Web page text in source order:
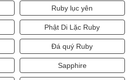
Ruby lục yên
Phật Di Lặc Ruby
Đá quý Ruby
Sapphire